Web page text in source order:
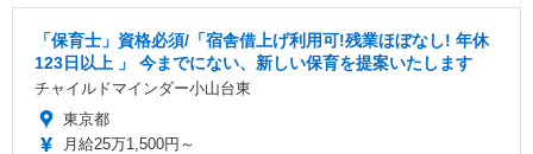
「保育士」資格必須/「宿舎借上げ利用可!残業ほぼなし! 年休
123日以上 」 今までにない、新しい保育を提案いたします
チャイルドマインダー小山台東
東京都
月給25万1,500円～